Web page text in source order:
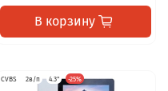
В корзину
CVBS 2в/п 4.3" -25%